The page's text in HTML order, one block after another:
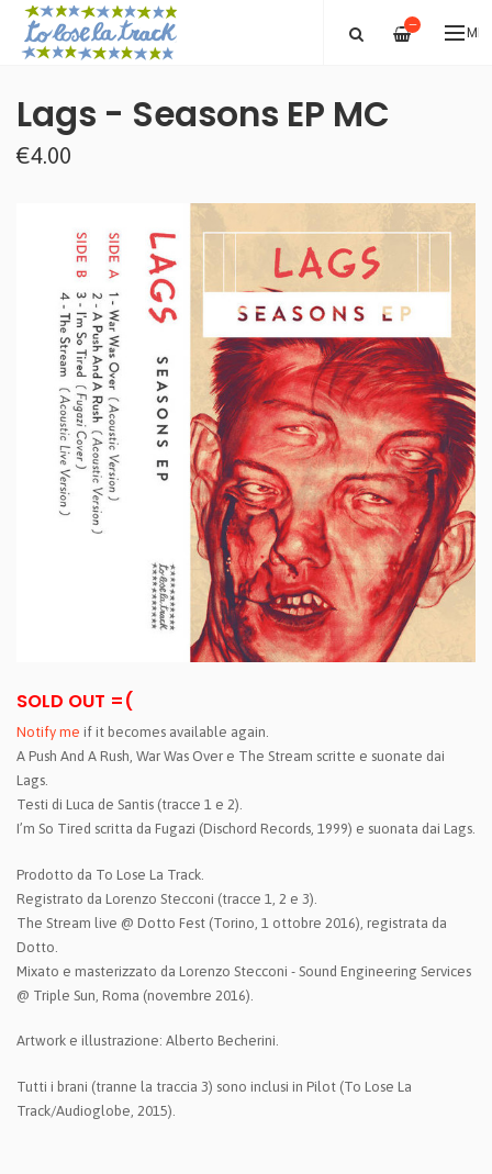
—
Lags - Seasons EP MC
€4.00
SOLD OUT =(
Notify me if it becomes available again.
A Push And A Rush, War Was Over e The Stream scritte e suonate dai
Lags.
Testi di Luca de Santis (tracce 1 e 2).
I’m So Tired scritta da Fugazi (Dischord Records, 1999) e suonata dai Lags.
Prodotto da To Lose La Track.
Registrato da Lorenzo Stecconi (tracce 1, 2 e 3).
The Stream live @ Dotto Fest (Torino, 1 ottobre 2016), registrata da
Dotto.
Mixato e masterizzato da Lorenzo Stecconi - Sound Engineering Services
@ Triple Sun, Roma (novembre 2016).
Artwork e illustrazione: Alberto Becherini.
Tutti i brani (tranne la traccia 3) sono inclusi in Pilot (To Lose La
Track/Audioglobe, 2015).